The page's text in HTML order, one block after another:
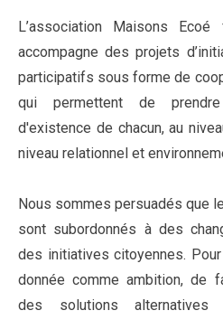
L’association Maisons Ecoé
accompagne des projets
participatifs sous forme de
qui permettent de
d'existence de chacun, au
niveau relationnel et
Nous sommes persuadés que
sont subordonnés à des
des initiatives citoyennes.
donnée comme ambition, de
des solutions alternatives